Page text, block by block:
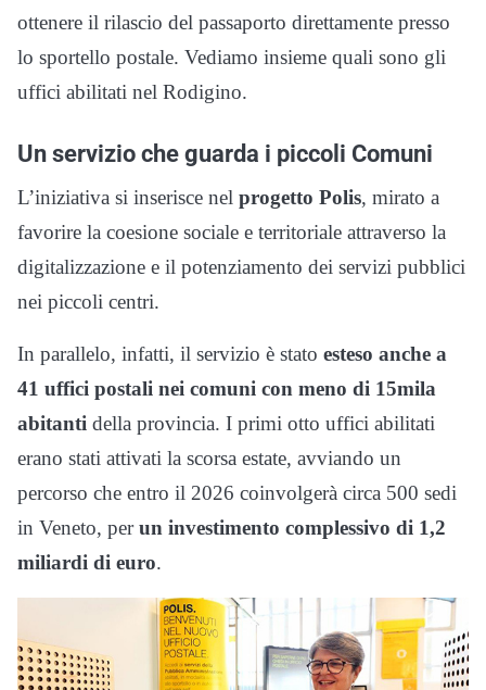
ottenere il rilascio del passaporto direttamente presso
lo sportello postale. Vediamo insieme quali sono gli
uffici abilitati nel Rodigino.
Un servizio che guarda i piccoli Comuni
L’iniziativa si inserisce nel progetto Polis, mirato a
favorire la coesione sociale e territoriale attraverso la
digitalizzazione e il potenziamento dei servizi pubblici
nei piccoli centri.
In parallelo, infatti, il servizio è stato esteso anche a
41 uffici postali nei comuni con meno di 15mila
abitanti della provincia. I primi otto uffici abilitati
erano stati attivati la scorsa estate, avviando un
percorso che entro il 2026 coinvolgerà circa 500 sedi
in Veneto, perun investimento complessivo di 1,2
miliardi di euro.